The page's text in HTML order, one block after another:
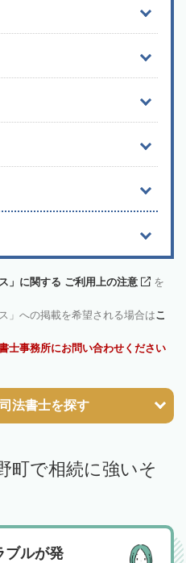
」に関する ご利用上の注意
を
」への掲載を希望される場合はこ
士事務所にお問い合わせください
司法書士を探す
町で相続に強いそ
ブルが発